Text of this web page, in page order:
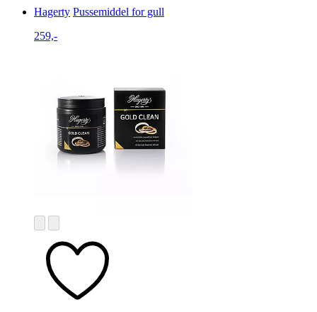
Hagerty Pussemiddel for gull
259,-